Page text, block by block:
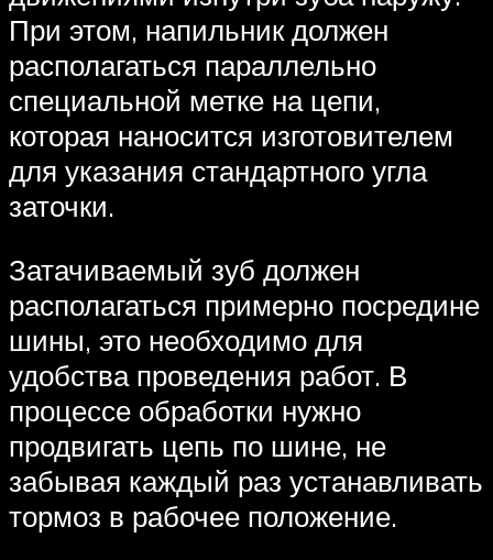
При этом, напильник должен
располагаться параллельно
специальной метке на цепи,
которая наносится изготовителем
для указания стандартного угла
заточки.
Затачиваемый зуб должен
располагаться примерно посредине
шины, это необходимо для
удобства проведения работ. В
процессе обработки нужно
продвигать цепь по шине, не
забывая каждый раз устанавливать
тормоз в рабочее положение.